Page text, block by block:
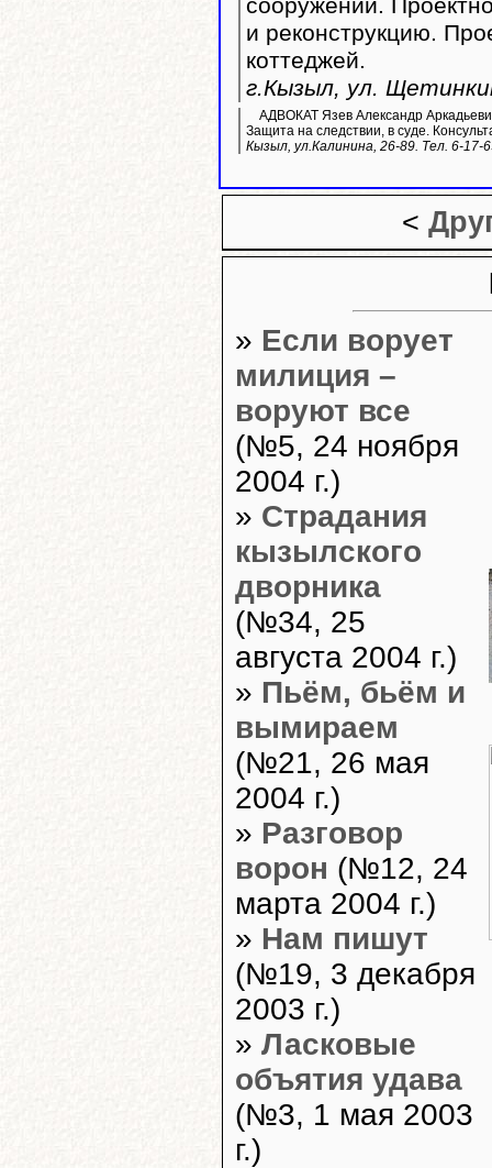
сооружений.
и реконструкцию.
коттеджей.
г.Кызыл, ул.
АДВОКАТ Язев Александр
Защита на следствии, в суде.
Кызыл, ул.Калинина, 26-89. Тел. 6-17-
<
» Если ворует
милиция –
воруют все
(№5, 24 ноября
2004 г.)
» Страдания
кызылского
дворника
(№34, 25
августа 2004 г.)
» Пьём, бьём и
вымираем
(№21, 26 мая
2004 г.)
» Разговор
ворон (№12, 24
марта 2004 г.)
» Нам пишут
(№19, 3 декабря
2003 г.)
» Ласковые
объятия удава
(№3, 1 мая 2003
г.)